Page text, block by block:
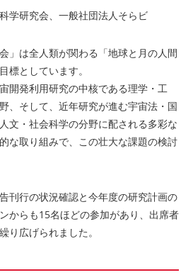
学研究会、一般社団法人そらビ
」は全人類が関わる「地球と月の人間
標としています。
開発利用研究の中核である理学・工
、そして、近年研究が進む宇宙法・国
文・社会科学の分野に配される多彩な
な取り組みで、この壮大な課題の検討
刊行の状況確認と今年度の研究計画の
からも15名ほどの参加があり、出席者
り広げられました。